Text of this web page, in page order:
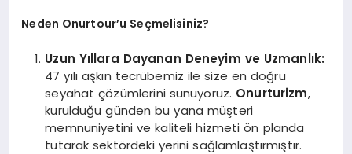
Neden Onurtour’u Seçmelisiniz?
Uzun Yıllara Dayanan Deneyim ve Uzmanlık:
47 yılı aşkın tecrübemiz ile size en doğru
seyahat çözümlerini sunuyoruz. Onurturizm,
kurulduğu günden bu yana müşteri
memnuniyetini ve kaliteli hizmeti ön planda
tutarak sektördeki yerini sağlamlaştırmıştır.